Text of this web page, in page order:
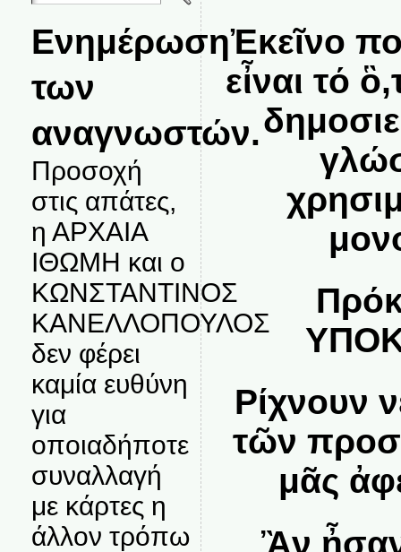
Ενημέρωση
των
αναγνωστών.
Προσοχή
στις απάτες,
η ΑΡΧΑΙΑ
ΙΘΩΜΗ και ο
ΚΩΝΣΤΑΝΤΙΝΟΣ
ΚΑΝΕΛΛΟΠΟΥΛΟΣ
δεν φέρει
καμία ευθύνη
για
οποιαδήποτε
συναλλαγή
με κάρτες η
άλλον τρόπω
Ἐκεῖνο
εἶναι τό
Ρίχνουν
τῶν
μᾶς
Ἂν